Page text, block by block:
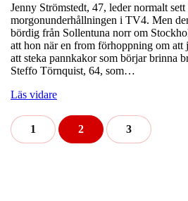
Jenny Strömstedt, 47, leder normalt sett
morgonunderhållningen i TV4. Men
bördig från Sollentuna norr om
att hon när en from förhoppning om att
att steka pannkakor som börjar brinna
Steffo Törnquist, 64, som…
Läs vidare
1 2 3